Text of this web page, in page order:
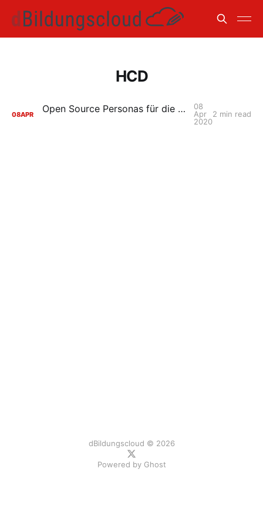
HCD
08APR Open Source Personas für die Gestaltung von digitalen Lernplattformen
08
Apr
2020
2 min read
dBildungscloud © 2026
Powered by Ghost